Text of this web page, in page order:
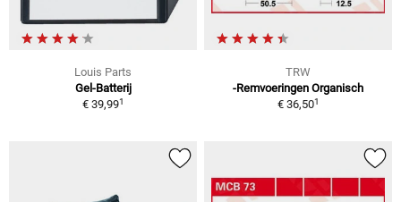
Louis Parts
Gel-Batterij
€ 39,991
TRW
-Remvoeringen Organisch
€ 36,501